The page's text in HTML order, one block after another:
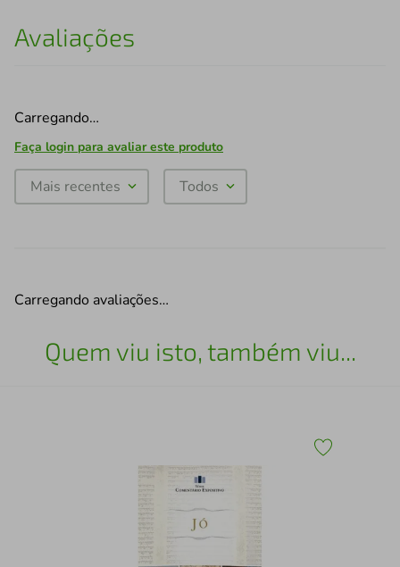
Avaliações
Carregando…
Faça login para avaliar este produto
Mais recentes Todos
Carregando avaliações…
Quem viu isto, também viu...